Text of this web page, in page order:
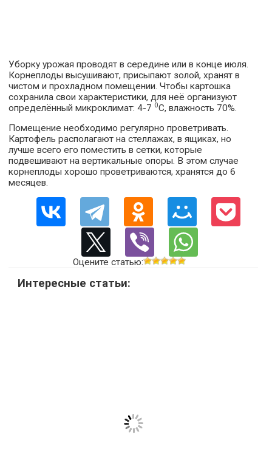
Уборку урожая проводят в середине или в конце июля.
Корнеплоды высушивают, присыпают золой, хранят в
чистом и прохладном помещении. Чтобы картошка
сохранила свои характеристики, для неё организуют
определённый микроклимат: 4-7 0С, влажность 70%.
Помещение необходимо регулярно проветривать.
Картофель располагают на стеллажах, в ящиках, но
лучше всего его поместить в сетки, которые
подвешивают на вертикальные опоры. В этом случае
корнеплоды хорошо проветриваются, хранятся до 6
месяцев.
Оцените статью:
Интересные статьи: